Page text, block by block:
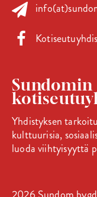
Sundomin
Yhdistyksen
kulttuurisia,
luoda viihtyisyyttä